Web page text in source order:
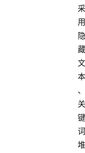
采
用
隐
藏
文
本
、
关
键
词
堆